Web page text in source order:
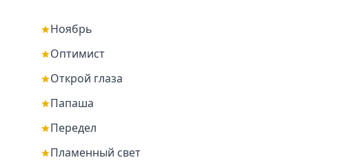
Ноябрь
Оптимист
Открой глаза
Папаша
Передел
Пламенный свет